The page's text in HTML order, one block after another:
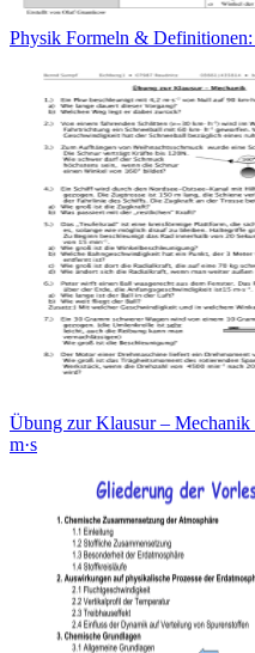
Physik Formeln &
Übung zur Klausur –
m·s